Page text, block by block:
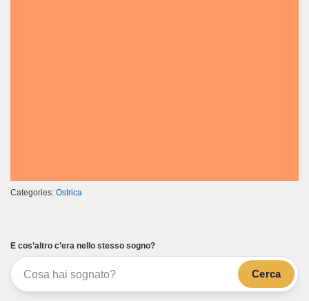
Categories: Ostrica
E cos’altro c’era nello stesso sogno?
Cerca